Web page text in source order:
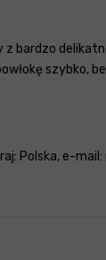
z bardzo
szybko,
Polska, e-